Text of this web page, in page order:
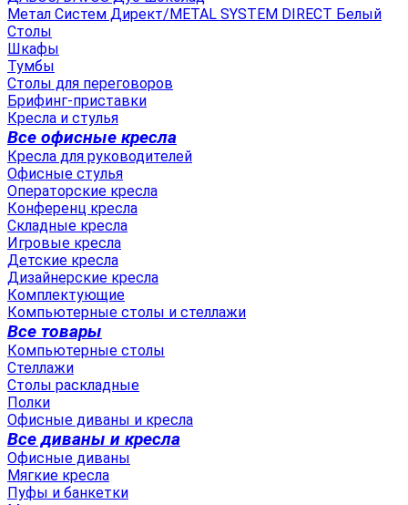
Метал Систем Директ/METAL SYSTEM DIRECT Белый
Столы
Шкафы
Тумбы
Столы для переговоров
Брифинг-приставки
Кресла и стулья
Все офисные кресла
Кресла для руководителей
Офисные стулья
Операторские кресла
Конференц кресла
Складные кресла
Игровые кресла
Детские кресла
Дизайнерские кресла
Комплектующие
Компьютерные столы и стеллажи
Все товары
Компьютерные столы
Стеллажи
Столы раскладные
Полки
Офисные диваны и кресла
Все диваны и кресла
Офисные диваны
Мягкие кресла
Пуфы и банкетки